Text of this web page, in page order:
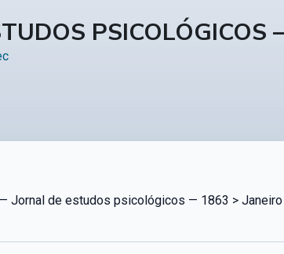
Jornal de estudos psicológicos — 1863 > Janeiro